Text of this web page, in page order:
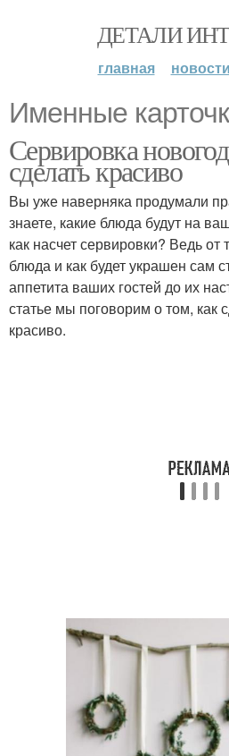
ДЕТАЛИ
главная новости
Именные
Сервировка
сделать красиво
Вы уже наверняка продумали
знаете, какие блюда будут на
как насчет сервировки? Ведь от
блюда и как будет украшен сам
аппетита ваших гостей до их
статье мы поговорим о том, как
красиво.